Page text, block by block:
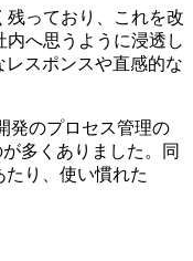
っており、これを改
へ思うように浸透し
スポンスや直感的な
発のプロセス管理の
多くありました。同
り、 使い慣れた